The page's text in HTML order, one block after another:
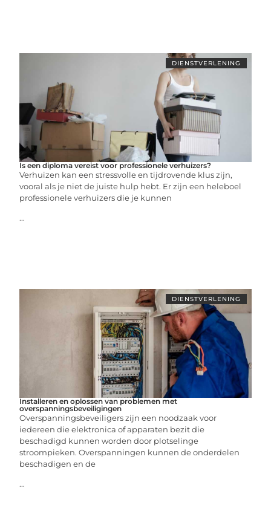
DIENSTVERLENING
Is een diploma vereist voor professionele verhuizers?
Verhuizen kan een stressvolle en tijdrovende klus zijn,
vooral als je niet de juiste hulp hebt. Er zijn een heleboel
professionele verhuizers die je kunnen
...
DIENSTVERLENING
Installeren en oplossen van problemen met
overspanningsbeveiligingen
Overspanningsbeveiligers zijn een noodzaak voor
iedereen die elektronica of apparaten bezit die
beschadigd kunnen worden door plotselinge
stroompieken. Overspanningen kunnen de onderdelen
beschadigen en de
...